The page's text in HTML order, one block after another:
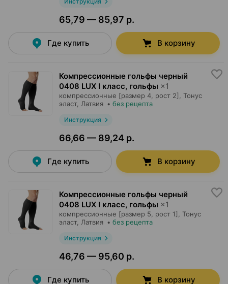
65,79 — 85,97 р.
Где купить В корзину
Компрессионные гольфы черный
0408 LUX I класс, гольфы ×1
компрессионные [размер 4, рост 2],
Тонус
эласт, Латвия • без рецепта
Инструкция
66,66 — 89,24 р.
Где купить В корзину
Компрессионные гольфы черный
0408 LUX I класс, гольфы ×1
компрессионные [размер 5, рост 1],
Тонус
эласт, Латвия • без рецепта
Инструкция
46,76 — 95,60 р.
Где купить В корзину